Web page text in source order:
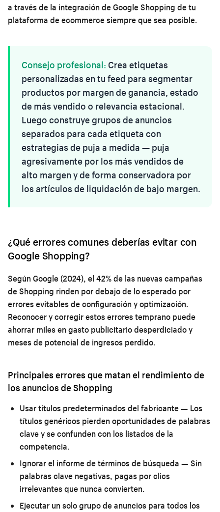
a través de la integración de Google Shopping de tu
plataforma de ecommerce siempre que sea posible.
Consejo profesional: Crea etiquetas
personalizadas en tu feed para segmentar
productos por margen de ganancia, estado
de más vendido o relevancia estacional.
Luego construye grupos de anuncios
separados para cada etiqueta con
estrategias de puja a medida — puja
agresivamente por los más vendidos de
alto margen y de forma conservadora por
los artículos de liquidación de bajo margen.
¿Qué errores comunes deberías evitar con
Google Shopping?
Según Google (2024), el 42% de las nuevas campañas
de Shopping rinden por debajo de lo esperado por
errores evitables de configuración y optimización.
Reconocer y corregir estos errores temprano puede
ahorrar miles en gasto publicitario desperdiciado y
meses de potencial de ingresos perdido.
Principales errores que matan el rendimiento de
los anuncios de Shopping
Usar títulos predeterminados del fabricante— Los
títulos genéricos pierden oportunidades de palabras
clave y se confunden con los listados de la
competencia.
Ignorar el informe de términos de búsqueda — Sin
palabras clave negativas, pagas por clics
irrelevantes que nunca convierten.
Ejecutar un solo grupo de anuncios para todos los